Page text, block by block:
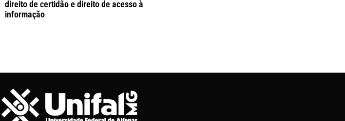
direito de certidão e direito de acesso à
informação